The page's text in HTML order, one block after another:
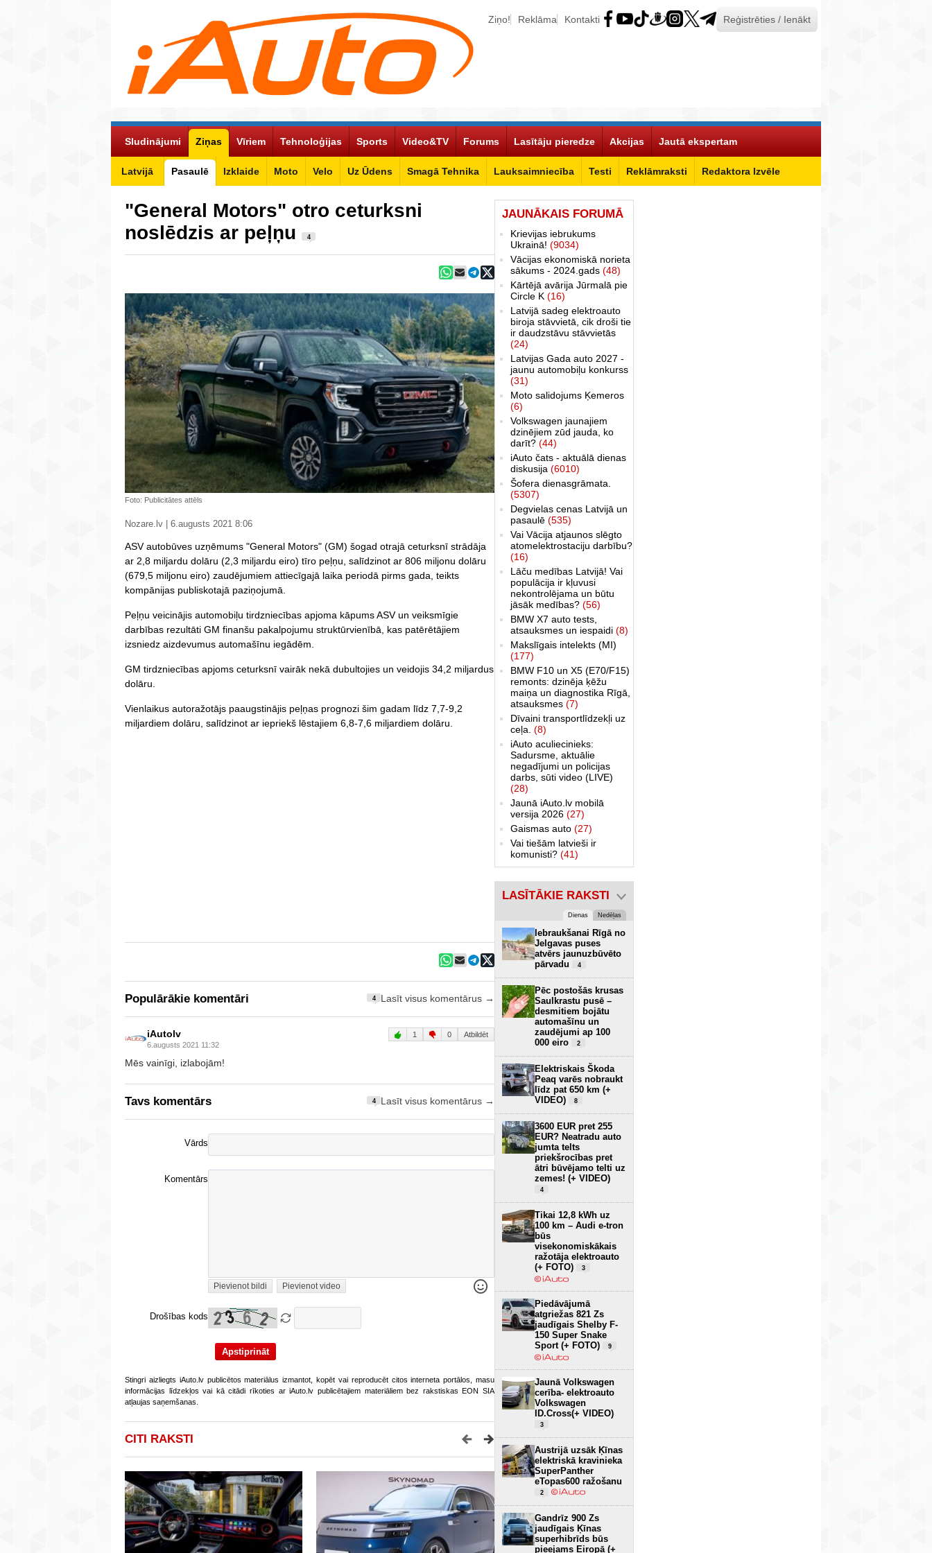
Ziņo! Reklāma Kontakti Reģistrēties / Ienākt
Sludinājumi Ziņas
Latvijā Pasaulē Izklaide Moto Velo Uz Ūdens Smagā Tehnika Lauksaimniecība Testi Reklāmraksti Redaktora Izvēle
Vīriem Tehnoloģijas Sports Video&TV Forums Lasītāju pieredze Akcijas Jautā ekspertam
"General Motors" otro ceturksni
noslēdzis ar peļņu
4
Foto: Publicitātes attēls
Nozare.lv | 6.augusts 2021 8:06
ASV autobūves uzņēmums "General Motors" (GM) šogad otrajā ceturksnī strādāja
ar 2,8 miljardu dolāru (2,3 miljardu eiro) tīro peļņu, salīdzinot ar 806 miljonu dolāru
(679,5 miljonu eiro) zaudējumiem attiecīgajā laika periodā pirms gada, teikts
kompānijas publiskotajā paziņojumā.
Peļņu veicinājis automobiļu tirdzniecības apjoma kāpums ASV un veiksmīgie
darbības rezultāti GM finanšu pakalpojumu struktūrvienībā, kas patērētājiem
izsniedz aizdevumus automašīnu iegādēm.
GM tirdzniecības apjoms ceturksnī vairāk nekā dubultojies un veidojis 34,2 miljardus
dolāru.
Vienlaikus autoražotājs paaugstinājis peļņas prognozi šim gadam līdz 7,7-9,2
miljardiem dolāru, salīdzinot ar iepriekš lēstajiem 6,8-7,6 miljardiem dolāru.
Populārākie komentāri 4 Lasīt visus komentārus →
iAutolv
6.augusts 2021 11:32
1 0 Atbildēt
Mēs vainīgi, izlabojām!
Tavs komentārs 4 Lasīt visus komentārus →
Vārds
Komentārs
Pievienot bildi Pievienot video
Drošības kods
Stingri aizliegts iAuto.lv publicētos materiālus izmantot, kopēt vai reproducēt citos interneta portālos, masu
informācijas līdzekļos vai kā citādi rīkoties ar iAuto.lv publicētajiem materiāliem bez rakstiskas EON SIA
atļaujas saņemšanas.
CITI RAKSTI
JAUNĀKAIS FORUMĀ
Krievijas iebrukums
Ukrainā! (9034)
Vācijas ekonomiskā norieta
sākums - 2024.gads (48)
Kārtējā avārija Jūrmalā pie
Circle K (16)
Latvijā sadeg elektroauto
biroja stāvvietā, cik droši tie
ir daudzstāvu stāvvietās
(24)
Latvijas Gada auto 2027 -
jaunu automobiļu konkurss
(31)
Moto salidojums Ķemeros
(6)
Volkswagen jaunajiem
dzinējiem zūd jauda, ko
darīt? (44)
iAuto čats - aktuālā dienas
diskusija (6010)
Šofera dienasgrāmata.
(5307)
Degvielas cenas Latvijā un
pasaulē (535)
Vai Vācija atjaunos slēgto
atomelektrostaciju darbību?
(16)
Lāču medības Latvijā! Vai
populācija ir kļuvusi
nekontrolējama un būtu
jāsāk medības? (56)
BMW X7 auto tests,
atsauksmes un iespaidi (8)
Makslīgais intelekts (MI)
(177)
BMW F10 un X5 (E70/F15)
remonts: dzinēja ķēžu
maiņa un diagnostika Rīgā,
atsauksmes (7)
Dīvaini transportlīdzekļi uz
ceļa. (8)
iAuto aculiecinieks:
Sadursme, aktuālie
negadījumi un policijas
darbs, sūti video (LIVE)
(28)
Jaunā iAuto.lv mobilā
versija 2026 (27)
Gaismas auto (27)
Vai tiešām latvieši ir
komunisti? (41)
LASĪTĀKIE RAKSTI
Dienas Nedēļas
Iebraukšanai Rīgā no
Jelgavas puses
atvērs jaunuzbūvēto
pārvadu
4
Pēc postošās krusas
Saulkrastu pusē –
desmitiem bojātu
automašīnu un
zaudējumi ap 100
000 eiro
2
Elektriskais Škoda
Peaq varēs nobraukt
līdz pat 650 km (+
VIDEO)
8
3600 EUR pret 255
EUR? Neatradu auto
jumta telts
priekšrocības pret
ātri būvējamo telti uz
zemes! (+ VIDEO)
4
Tikai 12,8 kWh uz
100 km – Audi e-tron
būs
visekonomiskākais
ražotāja elektroauto
(+ FOTO)
3
Piedāvājumā
atgriežas 821 Zs
jaudīgais Shelby F-
150 Super Snake
Sport (+ FOTO)
9
Jaunā Volkswagen
cerība- elektroauto
Volkswagen
ID.Cross(+ VIDEO)
3
Austrijā uzsāk Ķīnas
elektriskā kravinieka
SuperPanther
eTopas600 ražošanu
2
Gandrīz 900 Zs
jaudīgais Ķīnas
superhibrīds būs
pieejams Eiropā (+